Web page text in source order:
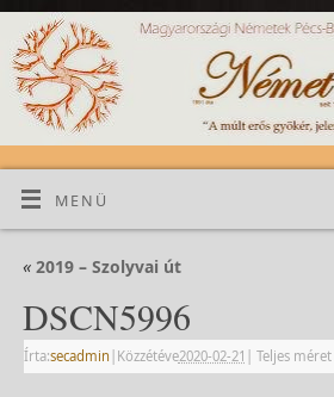
MENÜ
«2019 – Szolyvai út
DSCN5996
Írta:secadmin | Közzétéve2020-02-21 | Teljes méret